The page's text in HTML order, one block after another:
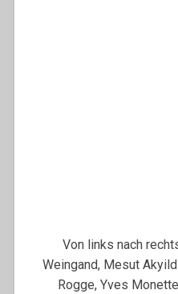
Von links nach
Weingand, Mesut
Rogge, Yves